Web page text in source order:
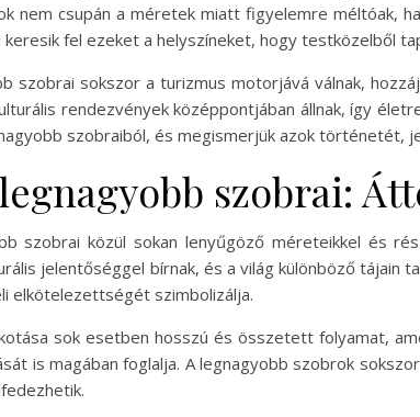
nem csupán a méretek miatt figyelemre méltóak,
fel ezeket a helyszíneket, hogy testközelből
szobrai sokszor a turizmus motorjává válnak,
rendezvények középpontjában állnak, így
szobraiból, és megismerjük azok történetét,
szobrai:
szobrai közül sokan lenyűgöző méreteikkel és
jelentőséggel bírnak, és a világ különböző tájain
elkötelezettségét szimbolizálja.
sok esetben hosszú és összetett folyamat,
is magában foglalja. A legnagyobb szobrok